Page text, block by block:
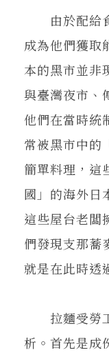
由於配給食
成為他們獲取
本的黑市並非
與臺灣夜市、
他們在當時統
常被黑市中的
簡單料理，這
國」的海外日
這些屋台老闆
們發現支那蕎
就是在此時透
拉麵受勞工
析。首先是成